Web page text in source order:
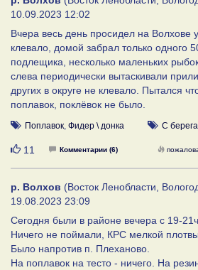
10.09.2023 12:02
Вчера весь день просидел на Волхове
клевало, домой забрал только одного
подлещика, несколько маленьких
слева периодически вытаскивали
других в округе не клевало. Пытался
поплавок, поклёвок не было.
Поплавок Фидер \ донка С берега
Нравится
11 Комментарии (6)
р. Волхов (Восток Ленобласти,
19.08.2023 23:09
Сегодня были в районе вечера с 19-21ч.
Ничего не поймали, КРС мелкой
Было напротив п. Плеханово.
На поплавок на тесто - ничего. На